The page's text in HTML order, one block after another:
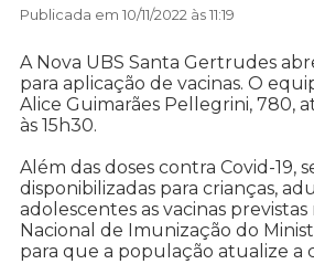
Publicada em 10/11/2022 às 11:19
A Nova UBS Santa Gertrudes
para aplicação de vacinas. O
Alice Guimarães Pellegrini, 780,
às 15h30.
Além das doses contra Covid-19,
disponibilizadas para crianças,
adolescentes as vacinas
Nacional de Imunização do
para que a população atualize a